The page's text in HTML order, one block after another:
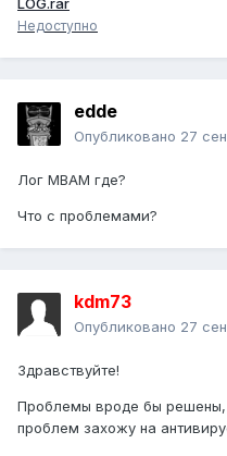
LOG.rar
Недоступно
edde
Опубликовано 27
Лог MBAM где?
Что с проблемами?
kdm73
Опубликовано 27
Здравствуйте!
Проблемы вроде бы решены,
проблем захожу на